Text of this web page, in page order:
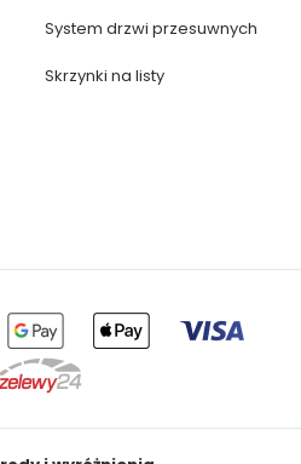
System drzwi przesuwnych
Skrzynki na listy